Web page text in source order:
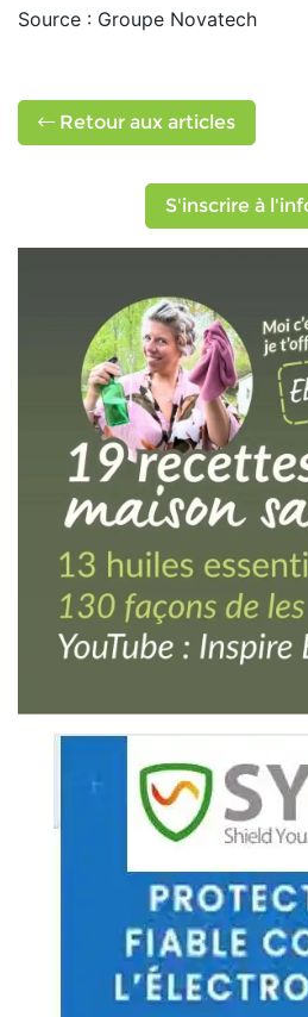
Source : Groupe Novatech
Retour aux articles
S'inscrire à